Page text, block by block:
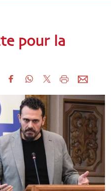
pour la